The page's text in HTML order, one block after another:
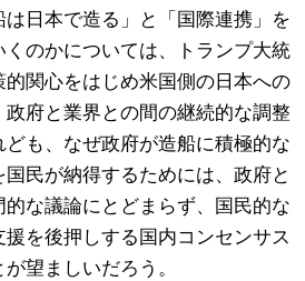
日本で造る」と「国際連携」を
のかについては、トランプ大統
関心をはじめ米国側の日本への
府と業界との間の継続的な調整
も、なぜ政府が造船に積極的な
民が納得するためには、政府と
な議論にとどまらず、国民的な
を後押しする国内コンセンサス
望ましいだろう。